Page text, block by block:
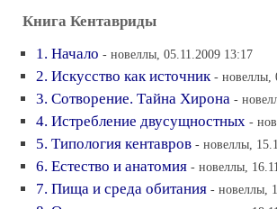
Книга Кентавриды
1. Начало - новеллы, 05.11.2009 13:17
2. Искусство как источник - новеллы,
3. Сотворение. Тайна Хирона -
4. Истребление двусущностных -
5. Типология кентавров - новеллы,
6. Естество и анатомия - новеллы,
7. Пища и среда обитания - новеллы,